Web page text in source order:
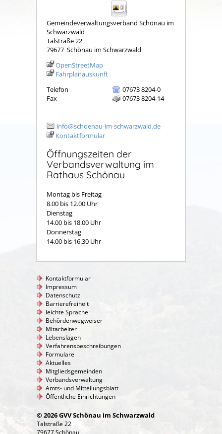
Gemeindeverwaltungsverband Schönau im
Schwarzwald
Talstraße 22
79677 Schönau im Schwarzwald
OpenStreetMap
Fahrplanauskunft
Telefon
07673 8204-0
Fax
07673 8204-14
info@schoenau-im-schwarzwald.de
Kontaktformular
Öffnungszeiten der
Verbandsverwaltung im
Rathaus Schönau
Montag bis Freitag
8.00 bis 12.00 Uhr
Dienstag
14.00 bis 18.00 Uhr
Donnerstag
14.00 bis 16.30 Uhr
Kontaktformular
Impressum
Datenschutz
Barrierefreiheit
leichte Sprache
Behördenwegweiser
Mitarbeiter
Lebenslagen
Verfahrensbeschreibungen
Formulare
Aktuelles
Mitgliedsgemeinden
Verbandsverwaltung
Amts- und Mitteilungsblatt
Öffentliche Einrichtungen
© 2026 GVV Schönau im Schwarzwald
Talstraße 22
79677 Schönau